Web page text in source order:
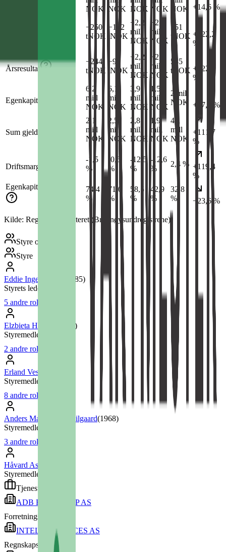
NOK
NOK NOK NOK
NOK
+14,6 %
−250
tNOK
−102
tNOK
−2,2
mill
NOK
−2,5
mill
NOK
551
tNOK +122,2
%
Årsresultat
−244
tNOK
−96
tNOK
−2,2
mill
NOK
−2,5
mill
NOK
545
tNOK +122,1
%
Egenkapital
6,2
mill
NOK
6,1
mill
NOK
3,9
mill
NOK
1,5
mill
NOK
2 mill
NOK
+37,4 %
Sum gjeld
2,1
mill
NOK
2,5
mill
NOK
2,8
mill
NOK
1,9
mill
NOK
4,1
mill
NOK
+111,7
%
Driftsmargin
-1,5
%
-0,6
%
-12,5
%
-12,6
%
2,4 % +119,4
%
Egenkapitalandel
74,4
%
71,0
%
58,5
%
42,9
%
32,8
%
−23,6 %
Kilde: Regnskapsregisteret (Brønnøysundregistrene)
Styre og ledelse
Styre
Eddie Ingebrigtsen 1985)
Styrets leder
5 andre roller
Elzbieta Hansen
)
Styremedlem
2 andre roller
Erland Vestby
Styremedlem
8 andre roller
Anders Martin Lago Pilgaard(1968)
Styremedlem
3 andre roller
Håvard Aspaas
Styremedlem
Tjenesteytere
ADB REGNSKAP AS
Forretningsfører
INTELLI SERVICES AS
Regnskapsfører